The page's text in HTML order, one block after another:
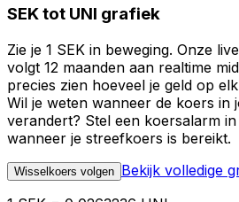
SEK tot UNI grafiek
Zie je 1 SEK in beweging. Onze
volgt 12 maanden aan realtime
precies zien hoeveel je geld op
Wil je weten wanneer de koers in
verandert? Stel een koersalarm
wanneer je streefkoers is bereikt.
Wisselkoers volgen Bekijk volledige